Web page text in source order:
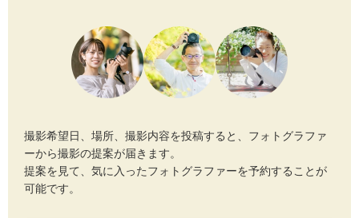
撮影希望日、場所、撮影内容を投稿すると、フォトグラファ
ーから撮影の提案が届きます。
提案を見て、気に入ったフォトグラファーを予約することが
可能です。